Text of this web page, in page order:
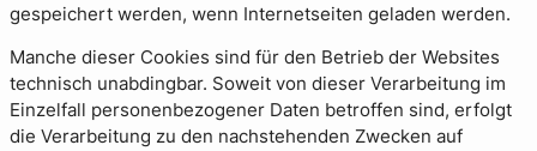
gespeichert werden, wenn Internetseiten geladen werden.
Manche dieser Cookies sind für den Betrieb der Websites
technisch unabdingbar. Soweit von dieser Verarbeitung im
Einzelfall personenbezogener Daten betroffen sind, erfolgt
die Verarbeitung zu den nachstehenden Zwecken auf